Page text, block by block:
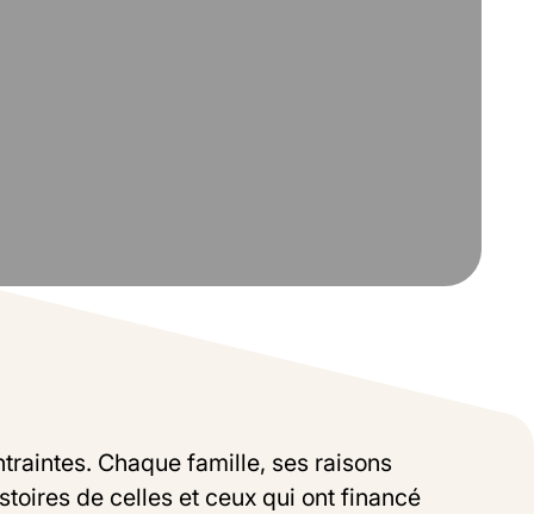
Chaque famille, ses raisons
de celles et ceux qui ont financé